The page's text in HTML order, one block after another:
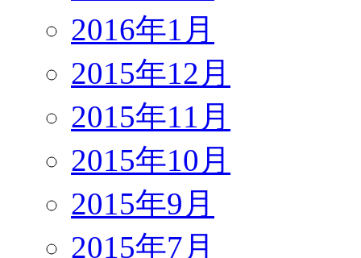
2016年1月
2015年12月
2015年11月
2015年10月
2015年9月
2015年7月